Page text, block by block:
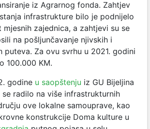
iz Agrarnog fonda. Zahtjev
infrastrukture bilo je podnijelo
mjesnih zajednica, a zahtjevi su se
na pošljunčavanje njivskih i
puteva. Za ovu svrhu u 2021. godini
100.000 KM.
godine u saopštenju iz GU Bijeljina
se radilo na više infrastrukturnih
ove lokalne samouprave, kao
konstrukcije Doma kulture u